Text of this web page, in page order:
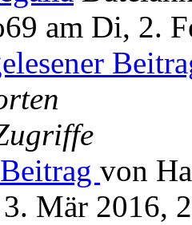
am Di, 2.
von
Mär 2016,